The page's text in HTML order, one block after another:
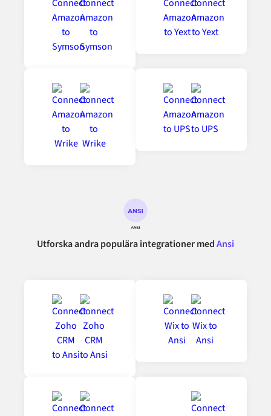
Utforska andra populära integrationer medAnsi